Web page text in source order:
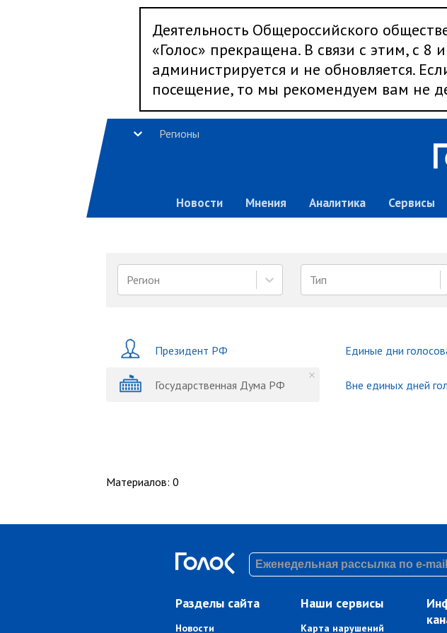
Деятельность Общероссийского
«Голос» прекращена. В связи с этим, с 8
администрируется и не обновляется.
посещение, то мы рекомендуем вам не
Регионы
Новости Мнения Аналитика Сервисы
Регион Тип
Президент РФ
Государственная Дума РФ
Единые дни
Вне единых дней
Материалов: 0
Разделы сайта
Новости
Наши сервисы
Карта нарушений